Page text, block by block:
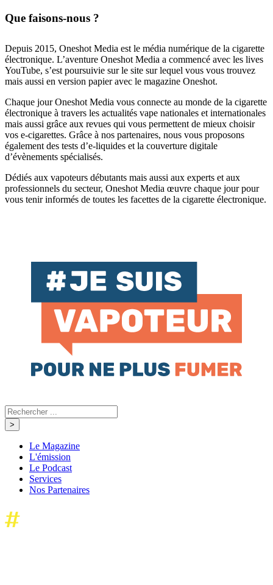
Que faisons-nous ?
Depuis 2015, Oneshot Media est le média numérique de la cigarette
électronique. L’aventure Oneshot Media a commencé avec les lives
YouTube, s’est poursuivie sur le site sur lequel vous vous trouvez
mais aussi en version papier avec le magazine Oneshot.
Chaque jour Oneshot Media vous connecte au monde de la cigarette
électronique à travers les actualités vape nationales et internationales
mais aussi grâce aux revues qui vous permettent de mieux choisir
vos e-cigarettes. Grâce à nos partenaires, nous vous proposons
également des tests d’e-liquides et la couverture digitale
d’évènements spécialisés.
Dédiés aux vapoteurs débutants mais aussi aux experts et aux
professionnels du secteur, Oneshot Media œuvre chaque jour pour
vous tenir informés de toutes les facettes de la cigarette électronique.
Le Magazine
L'émission
Le Podcast
Services
Nos Partenaires